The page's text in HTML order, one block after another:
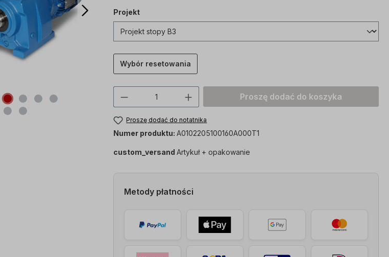
Projekt
Wybór resetowania
Ilość produktu: Proszę wprowadzić żądaną
Proszę dodać do koszyka
Proszę dodać do notatnika
Numer produktu: A0102205100160A000T1
custom_versand Artykuł + opakowanie
Metody płatności